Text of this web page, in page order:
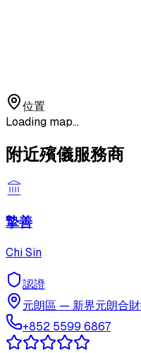
位置
Loading map...
附近殯儀服務商
摯善
Chi Sin
認證
元朗區 — 新界元朗合
+852 5599 6867